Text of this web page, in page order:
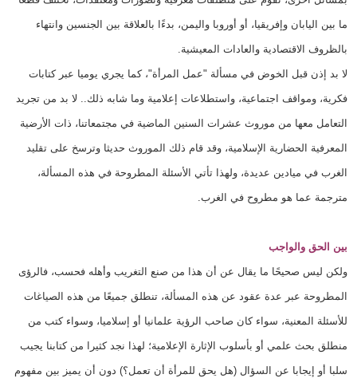
ما بين اليابان وإفريقيا، أو أوروبا واليمن، بدءًا بالعلاقة بين الجنسين وانتهاء
بالظروف الاقتصادية والعادات المعيشية.
لا بد إذن قبل الخوض في مسألة "عمل المرأة"، كما يجري يوميا عبر كتابات
فكرية، ومواقف اجتماعية، واستطلاعات إعلامية وما شابه ذلك.. لا بد من تجريد
التعامل معها من موروث عشرات السنين الماضية في مجتمعاتنا، ذات الأرضية
المعرفية الحضارية الإسلامية، وقد قام ذلك الموروث حديثا وترسخ على تقليد
الغرب في ميادين عديدة، ولهذا تأتي الأسئلة المطروحة في هذه المسألة،
مترجمة عما هو مطروح في الغرب.
بين الحق والواجب
ولكن ليس صحيحًا ما يقال عن أن هذا من صنع التغريب وأهله فحسب، فالرؤى
المطروحة عبر عدة عقود عن هذه المسألة، تنطلق جميعًا من هذه الصياغات
للأسئلة المعنية، سواء كان صاحب الرؤية علمانيا أو إسلاميا، وسواء كتب من
منطلق بحث علمي أو بأسلوب الإثارة الإعلامية؛ لهذا نجد كثيرا من كتابنا يجيب
سلبا أو إيجابا عن السؤال (هل يحق للمرأة أن تعمل؟) دون أن يميز بين مفهوم